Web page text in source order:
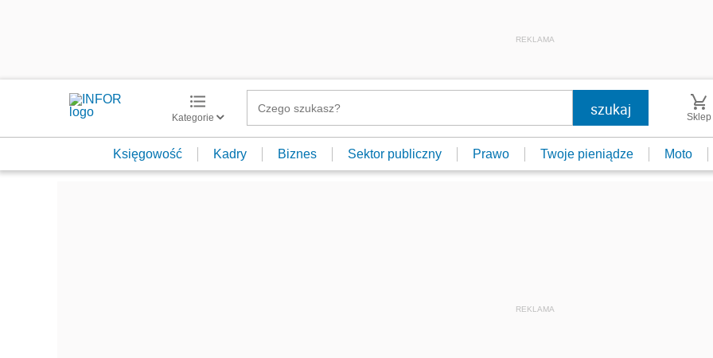
REKLAMA
Kategorie Sklep
Księgowość Kadry Biznes Sektor publiczny Prawo Twoje pieniądze Moto